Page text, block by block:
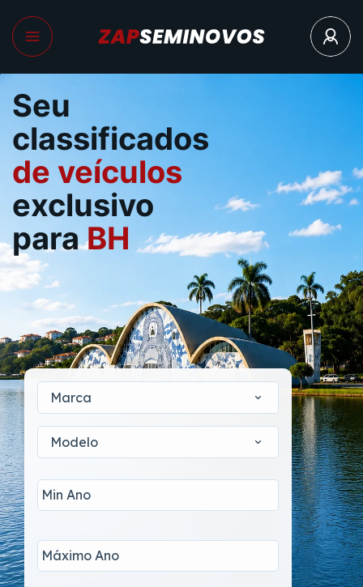
Seu
classificados
de veículos
exclusivo
paraBH
Marca
Modelo